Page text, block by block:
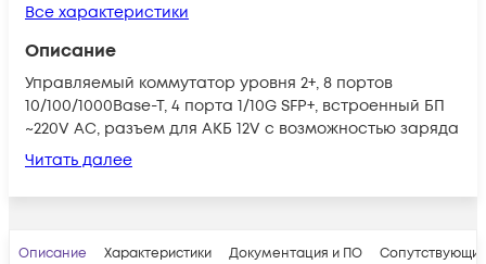
Все характеристики
Описание
Управляемый коммутатор уровня 2+, 8 портов
10/100/1000Base-T, 4 порта 1/10G SFP+, встроенный БП
~220V AC, разъем для АКБ 12V с возможностью заряда
Читать далее
Описание Характеристики Документация и ПО